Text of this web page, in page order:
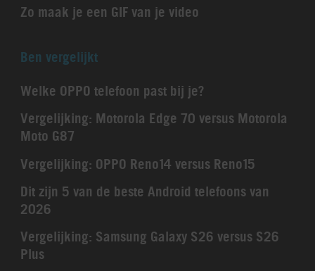
Zo maak je een GIF van je video
Ben vergelijkt
Welke OPPO telefoon past bij je?
Vergelijking: Motorola Edge 70 versus Motorola
Moto G87
Vergelijking: OPPO Reno14 versus Reno15
Dit zijn 5 van de beste Android telefoons van
2026
Vergelijking: Samsung Galaxy S26 versus S26
Plus